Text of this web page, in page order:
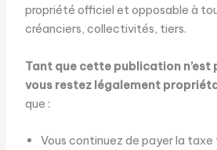
propriété officiel et opposable à
créanciers, collectivités, tiers.
Tant que cette publication n’est
vous restez légalement
que :
Vous continuez de payer la taxe